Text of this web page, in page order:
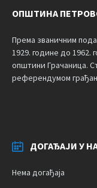
ОПШТИНА
Према званичним
1929. године до 1962.
општини Грачаница.
референдумом
ДОГАЂАЈИ У
Нема догађаја